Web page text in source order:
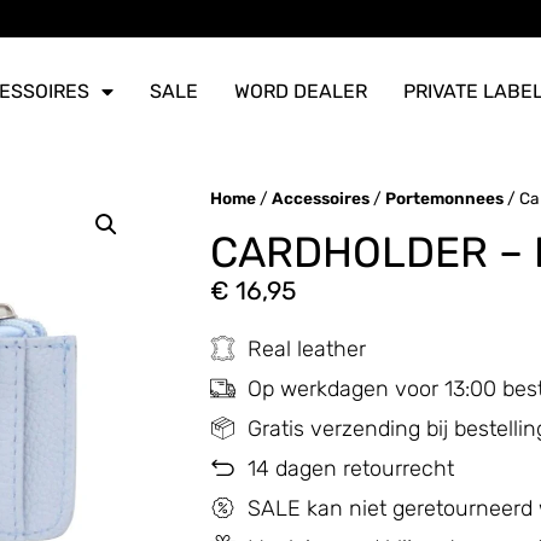
SALE WORD DEALER PRIVATE
Home / Accessoires / Portemonnees /
CARDHOLDER
€ 16,95
Real leather
Op werkdagen voor 13:00
Gratis verzending bij
14 dagen retourrecht
SALE kan niet geretourneerd